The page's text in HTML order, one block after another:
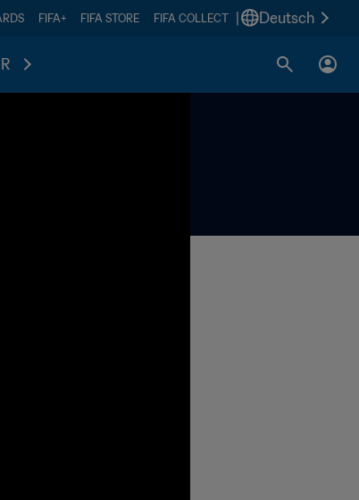
FIFA+ FIFA STORE FIFA COLLECT Deutsch